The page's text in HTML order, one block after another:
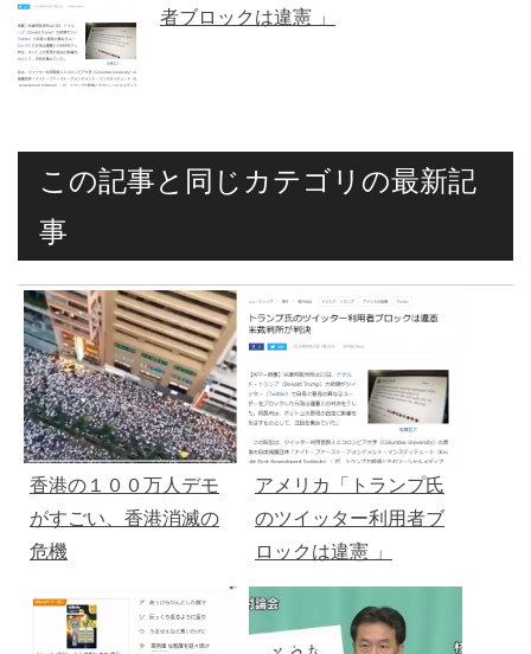
者ブロックは違憲 」
この記事と同じカテゴリの最新記
事
香港の１００万人デモ
がすごい、香港消滅の
危機
アメリカ「トランプ氏
のツイッター利用者ブ
ロックは違憲 」